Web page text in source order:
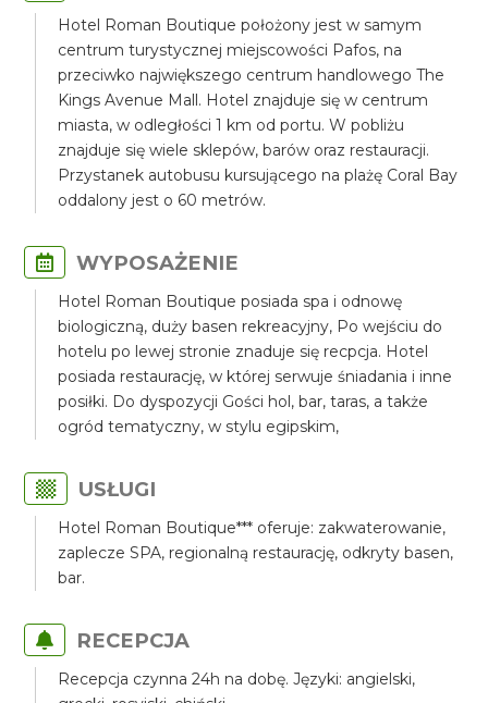
Hotel Roman Boutique położony jest w samym
centrum turystycznej miejscowości Pafos, na
przeciwko największego centrum handlowego The
Kings Avenue Mall. Hotel znajduje się w centrum
miasta, w odległości 1 km od portu. W pobliżu
znajduje się wiele sklepów, barów oraz restauracji.
Przystanek autobusu kursującego na plażę Coral Bay
oddalony jest o 60 metrów.
WYPOSAŻENIE
Hotel Roman Boutique posiada spa i odnowę
biologiczną, duży basen rekreacyjny, Po wejściu do
hotelu po lewej stronie znaduje się recpcja. Hotel
posiada restaurację, w której serwuje śniadania i inne
posiłki. Do dyspozycji Gości hol, bar, taras, a także
ogród tematyczny, w stylu egipskim,
USŁUGI
Hotel Roman Boutique*** oferuje: zakwaterowanie,
zaplecze SPA, regionalną restaurację, odkryty basen,
bar.
RECEPCJA
Recepcja czynna 24h na dobę. Języki: angielski,